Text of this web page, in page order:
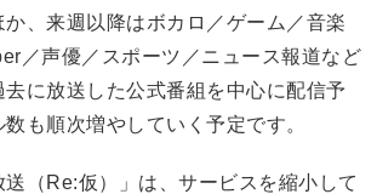
か、来週以降はボカロ／ゲーム／音楽
／声優／スポーツ／ニュース報道など
に放送した公式番組を中心に配信予
も順次増やしていく予定です。
（Re:仮）」は、サービスを縮小して